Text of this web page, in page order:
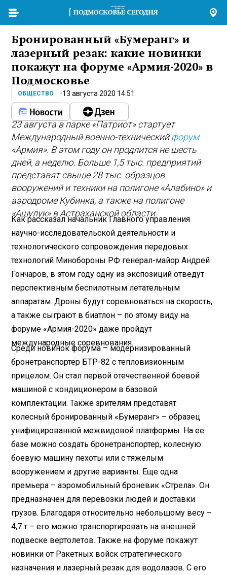
Бронированный «Бумеранг» и
лазерный резак: какие новинки
покажут на форуме «Армия-2020» в
Подмосковье
ОБЩЕСТВО 13 августа 2020 14:51
23 августа в парке «Патриот» стартует
Международный военно-техническийфорум
«Армия». В этом году он продлится не шесть
дней, а неделю. Больше 1,5 тыс. предприятий
представят свыше 28 тыс. образцов
вооружений и техники на полигоне «Алабино» и
аэродроме Кубинка, а также на полигоне
«Ашулук» в Астраханской области.
Как рассказал начальник Главного управления
научно-исследовательской деятельности и
технологического сопровождения передовых
технологий Минобороны РФ генерал-майор Андрей
Гончаров, в этом году одну из экспозиций отведут
перспективным беспилотным летательным
аппаратам. Дроны будут соревноваться на скорость,
а также сыграют в биатлон – по этому виду на
форуме «Армия-2020» даже пройдут
международные соревнования.
Среди новинок форума – модернизированный
бронетранспортер БТР-82 с тепловизионным
прицелом. Он стал первой отечественной боевой
машиной с кондиционером в базовой
комплектации. Также зрителям представят
колесный бронированный «Бумеранг» – образец
унифицированной межвидовой платформы. На ее
базе можно создать бронетранспортер, колесную
боевую машину пехоты или с тяжелым
вооружением и другие варианты. Еще одна
премьера – аэромобильный броневик «Стрела». Он
предназначен для перевозки людей и доставки
грузов. Благодаря относительно небольшому весу –
4,7 т – его можно транспортировать на внешней
подвеске вертолетов. Также на форуме покажут
новинки от Ракетных войск стратегического
назначения и лазерный резак для водолазов. С его